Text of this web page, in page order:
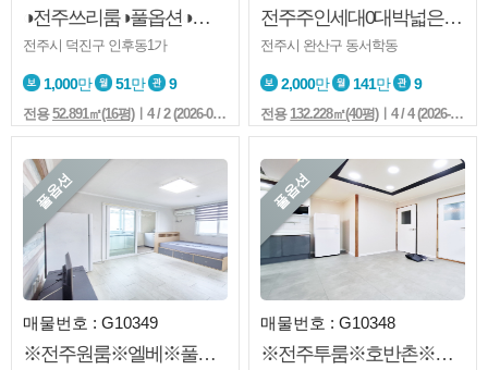
◑전주쓰리룸◑풀옵션◑즉시입주◑기린초등학교◑국민은행뒤◑삼성스토어
전주시 덕진구 인후동1가
1,000만 51만 9
전용52.891㎡(16평)ㅣ4 / 2 (2026-08-02 16:58:7)
전주주인세대0대박넓은거실0엘베0준신축급0교대0역대급주인세대0노고민매물
전주시 완산구 동서학동
2,000만 141만 9
전용 132.228㎡(40평)ㅣ4 / 4 (2026-08-02 12:41:7)
풀옵션
매물번호 : G10349
※전주원룸※엘베※풀옵션※노고민※채광굿※주방구조좋음 막둥이님의 전화입니다.
풀옵션
매물번호 : G10348
※전주투룸※호반촌※즉시입주※남동향